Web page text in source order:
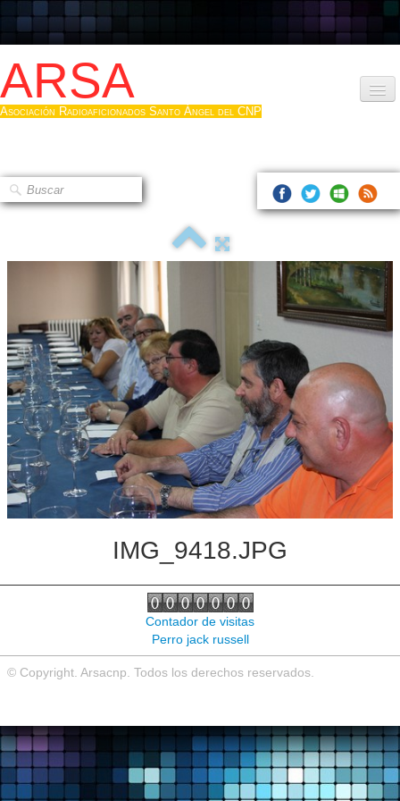
ARSA
Asociación Radioaficionados Santo Ángel del CNP
Que es la ARSA
Hacerse socio
Fotos▼
Sistemas Digitales
Noticias de interés
Contacto
IMG_9418.JPG
Contador de visitas
Perro jack russell
© Copyright. Arsacnp. Todos los derechos reservados.